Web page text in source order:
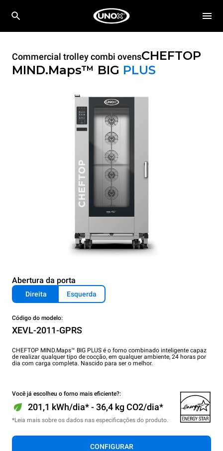
Commercial trolley combi ovensCHEFTOP
MIND.Maps™ BIG PLUS
Abertura da porta
Direita Esquerda
Código do modelo:
XEVL-2011-GPRS
CHEFTOP MIND.Maps™ BIG PLUS é o forno combinado inteligente capaz
de realizar qualquer tipo de cocção, em qualquer ambiente, 24 horas por
dia com carga completa. Nascido para ser o melhor.
Você já escolheu o forno mais eficiente?:
201,1 kWh/dia* - 36,4 kg CO2/dia*
*Leia mais sobre os dados nas especificações do produto.
CONFIGURAR